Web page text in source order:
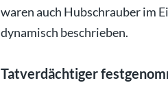
waren auch Hubschrauber im
dynamisch beschrieben.
Tatverdächtiger